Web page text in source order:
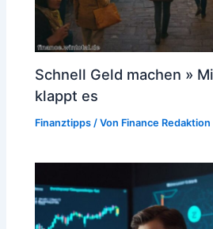
Schnell Geld machen »
klappt es
Finanztipps / Von Finance Redaktion